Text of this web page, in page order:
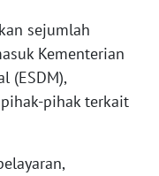
sejumlah
Kementerian
(ESDM),
pihak terkait